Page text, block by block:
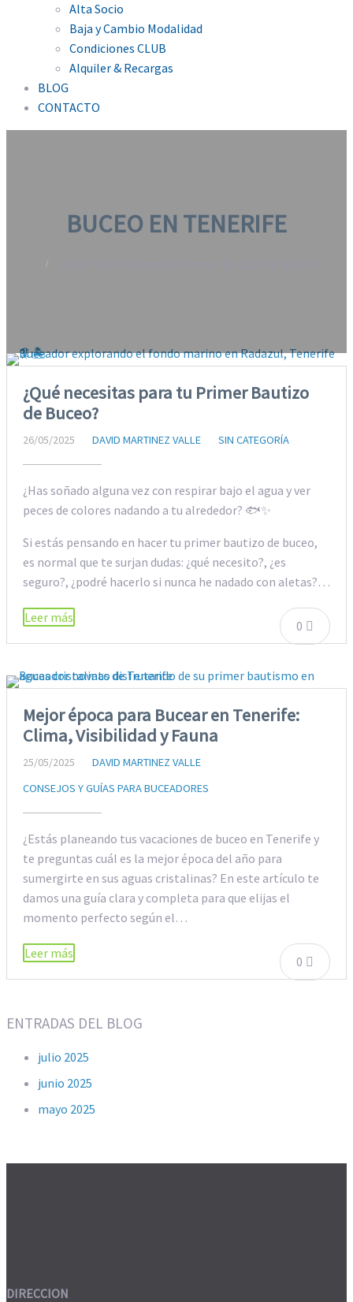
Alta Socio
Baja y Cambio Modalidad
Condiciones CLUB
Alquiler & Recargas
BLOG
CONTACTO
BUCEO EN TENERIFE
¿Qué necesitas para tu Primer Bautizo
de Buceo?
26/05/2025 DAVID MARTINEZ VALLE SIN CATEGORÍA
¿Has soñado alguna vez con respirar bajo el agua y ver
peces de colores nadando a tu alrededor? 🐟✨
Si estás pensando en hacer tu primer bautizo de buceo,
es normal que te surjan dudas: ¿qué necesito?, ¿es
seguro?, ¿podré hacerlo si nunca he nadado con aletas?…
0
Leer más
Mejor época para Bucear en Tenerife:
Clima, Visibilidad y Fauna
25/05/2025
DAVID MARTINEZ VALLE
CONSEJOS Y GUÍAS PARA BUCEADORES
¿Estás planeando tus vacaciones de buceo en Tenerife y
te preguntas cuál es la mejor época del año para
sumergirte en sus aguas cristalinas? En este artículo te
damos una guía clara y completa para que elijas el
momento perfecto según el…
0
Leer más
ENTRADAS DEL BLOG
julio 2025
junio 2025
mayo 2025
DIRECCION